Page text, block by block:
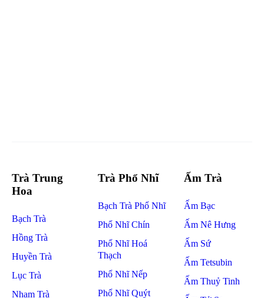
Trà Trung
Hoa
Bạch Trà
Hồng Trà
Huyền Trà
Lục Trà
Nham Trà
Trà Phổ Nhĩ
Bạch Trà Phổ Nhĩ
Phổ Nhĩ Chín
Phổ Nhĩ Hoá
Thạch
Phổ Nhĩ Nếp
Phổ Nhĩ Quýt
Ấm Trà
Ấm Bạc
Ấm Nê Hưng
Ấm Sứ
Ấm Tetsubin
Ấm Thuỷ Tinh